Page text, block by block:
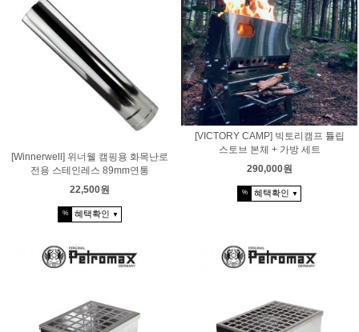
[Winnerwell] 위너웰 캠핑용 화목난로
전용 스테인레스 89mm연통
22,500원
% 혜택확인 ▼
[VICTORY CAMP] 빅토리캠프 튤립
스토브 본체 + 가방 세트
290,000원
% 혜택확인 ▼